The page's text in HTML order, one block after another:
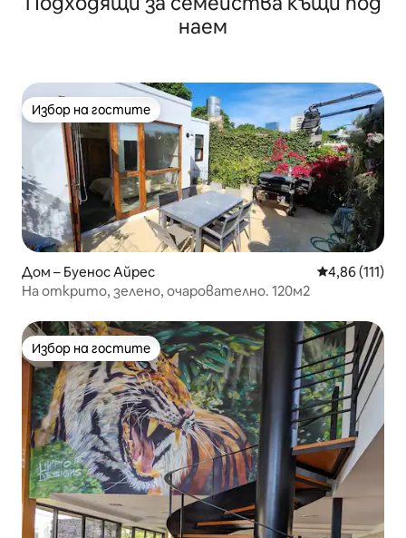
наем
Избор на гостите
Избор на гостите
Дом – Буенос Айрес Средна
4,86 (111)
На открито, зелено, очарователно. 120м2
Избор на гостите
Избор на гостите